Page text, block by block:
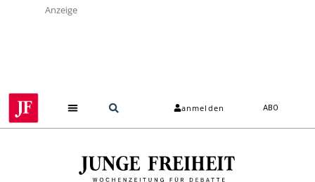
Anzeige
anmelden ABO